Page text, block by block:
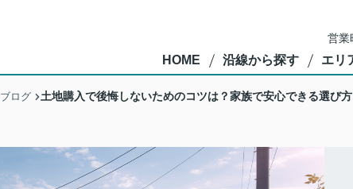
営
HOME 沿線から探す エリ
ブログ 土地購入で後悔しないためのコツは？家族で安心できる選び